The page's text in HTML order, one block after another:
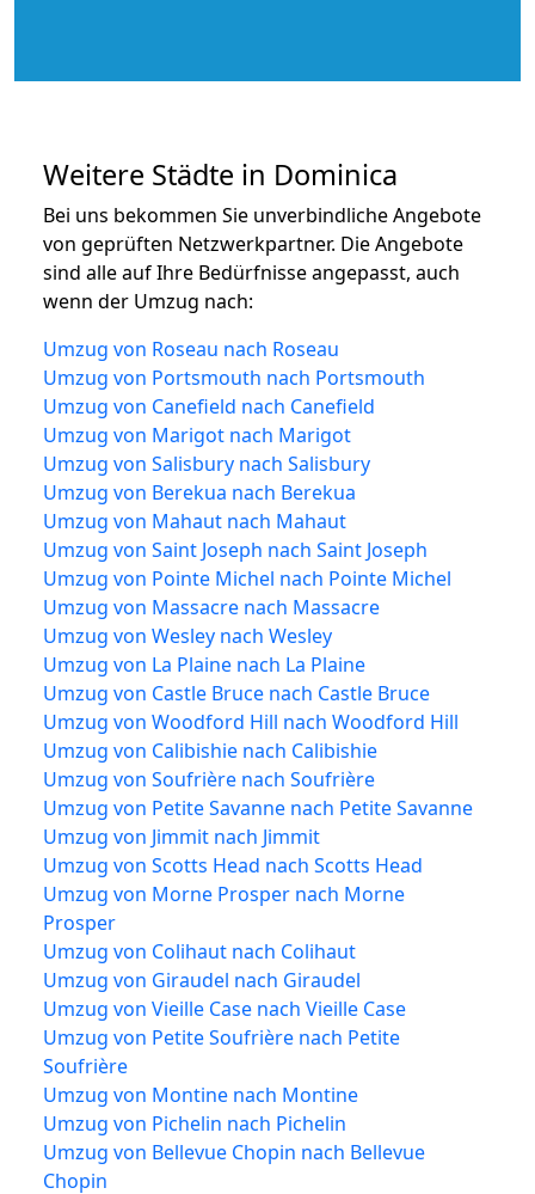
Weitere Städte in Dominica
Bei uns bekommen Sie unverbindliche Angebote
von geprüften Netzwerkpartner. Die Angebote
sind alle auf Ihre Bedürfnisse angepasst, auch
wenn der Umzug nach:
Umzug von Roseau nach Roseau
Umzug von Portsmouth nach Portsmouth
Umzug von Canefield nach Canefield
Umzug von Marigot nach Marigot
Umzug von Salisbury nach Salisbury
Umzug von Berekua nach Berekua
Umzug von Mahaut nach Mahaut
Umzug von Saint Joseph nach Saint Joseph
Umzug von Pointe Michel nach Pointe Michel
Umzug von Massacre nach Massacre
Umzug von Wesley nach Wesley
Umzug von La Plaine nach La Plaine
Umzug von Castle Bruce nach Castle Bruce
Umzug von Woodford Hill nach Woodford Hill
Umzug von Calibishie nach Calibishie
Umzug von Soufrière nach Soufrière
Umzug von Petite Savanne nach Petite Savanne
Umzug von Jimmit nach Jimmit
Umzug von Scotts Head nach Scotts Head
Umzug von Morne Prosper nach Morne
Prosper
Umzug von Colihaut nach Colihaut
Umzug von Giraudel nach Giraudel
Umzug von Vieille Case nach Vieille Case
Umzug von Petite Soufrière nach Petite
Soufrière
Umzug von Montine nach Montine
Umzug von Pichelin nach Pichelin
Umzug von Bellevue Chopin nach Bellevue
Chopin